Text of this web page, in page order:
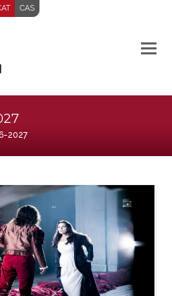
CAS
2027